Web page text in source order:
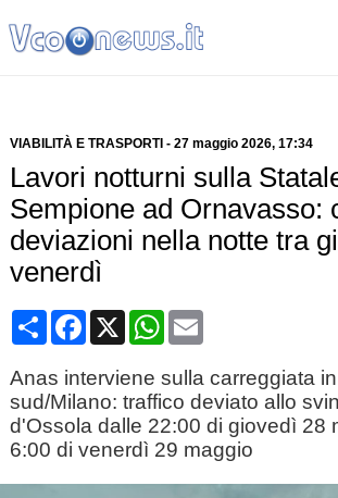
VIABILITÀ E TRASPORTI - 27 maggio 2026, 17:34
Lavori notturni sulla
Sempione ad Ornavasso:
deviazioni nella notte tra
venerdì
CondividiFacebook
X WhatsApp
Email
Anas interviene sulla carreggiata
sud/Milano: traffico deviato allo
d'Ossola dalle 22:00 di giovedì 28
6:00 di venerdì 29 maggio